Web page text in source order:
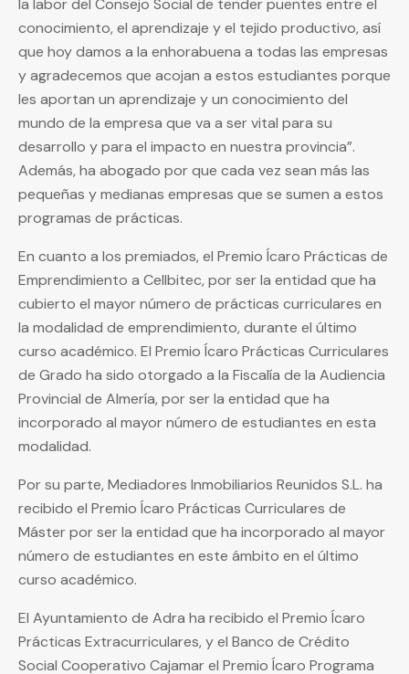
la labor del Consejo Social de tender puentes entre el
conocimiento, el aprendizaje y el tejido productivo, así
que hoy damos a la enhorabuena a todas las empresas
y agradecemos que acojan a estos estudiantes porque
les aportan un aprendizaje y un conocimiento del
mundo de la empresa que va a ser vital para su
desarrollo y para el impacto en nuestra provincia”.
Además, ha abogado por que cada vez sean más las
pequeñas y medianas empresas que se sumen a estos
programas de prácticas.
En cuanto a los premiados, el Premio Ícaro Prácticas de
Emprendimiento a Cellbitec, por ser la entidad que ha
cubierto el mayor número de prácticas curriculares en
la modalidad de emprendimiento, durante el último
curso académico. El Premio Ícaro Prácticas Curriculares
de Grado ha sido otorgado a la Fiscalía de la Audiencia
Provincial de Almería, por ser la entidad que ha
incorporado al mayor número de estudiantes en esta
modalidad.
Por su parte, Mediadores Inmobiliarios Reunidos S.L. ha
recibido el Premio Ícaro Prácticas Curriculares de
Máster por ser la entidad que ha incorporado al mayor
número de estudiantes en este ámbito en el último
curso académico.
El Ayuntamiento de Adra ha recibido el Premio Ícaro
Prácticas Extracurriculares, y el Banco de Crédito
Social Cooperativo Cajamar el Premio Ícaro Programa